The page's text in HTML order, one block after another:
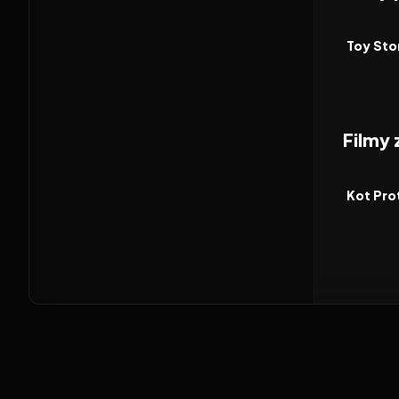
FILM
Toy
Filmy
FILM
Kot